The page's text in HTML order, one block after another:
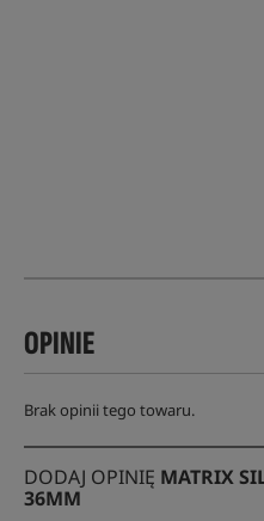
OPINIE
Brak opinii tego towaru.
DODAJ OPINIĘ MATRIX
36MM